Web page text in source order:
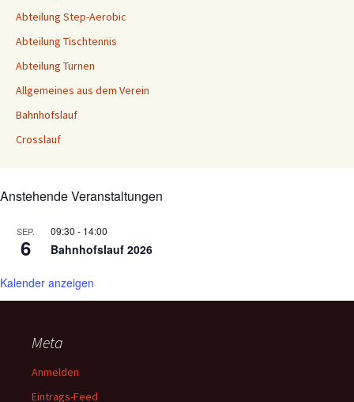
Abteilung Step-Aerobic
Abteilung Tischtennis
Abteilung Turnen
Allgemeines aus dem Verein
Bahnhofslauf
Crosslauf
Anstehende Veranstaltungen
SEP.
6
09:30 - 14:00
Bahnhofslauf 2026
Kalender anzeigen
Meta
Anmelden
Eintrags-Feed